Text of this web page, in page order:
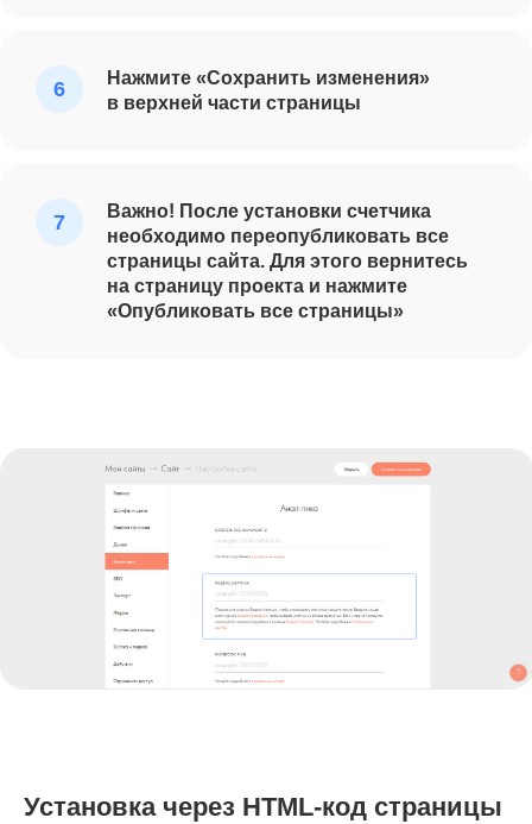
Нажмите «Сохранить изменения»
в верхней части страницы
Важно! После установки счетчика
необходимо переопубликовать все
страницы сайта. Для этого вернитесь
на страницу проекта и нажмите
«Опубликовать все страницы»
Установка через HTML-код страницы